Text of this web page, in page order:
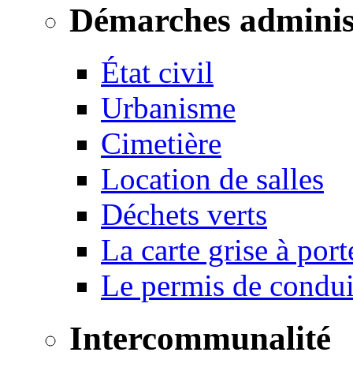
Démarches
État civil
Urbanisme
Cimetière
Location de salles
Déchets verts
La carte grise à
Le permis de
Intercommunalité